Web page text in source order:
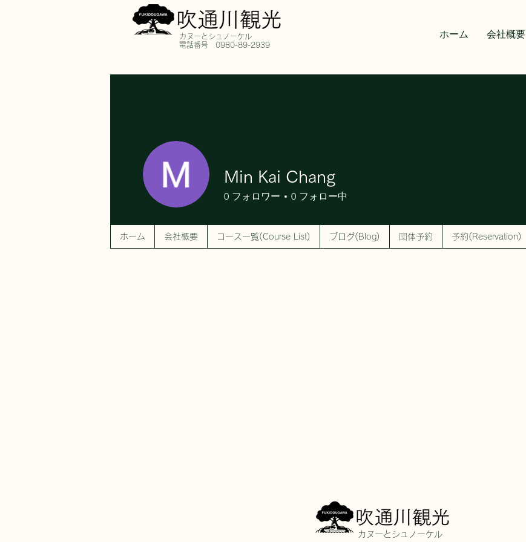
​カヌーとシュノーケル
​電話番号 0980-89-2939
ホーム 会社概要
Min Kai Chang
0 フォロワー 0 フォロー中
ホーム 会社概要 コース一覧(Course List) ブログ(Blog) 団体予約 予約(Reservation)
​カヌーとシュノーケル